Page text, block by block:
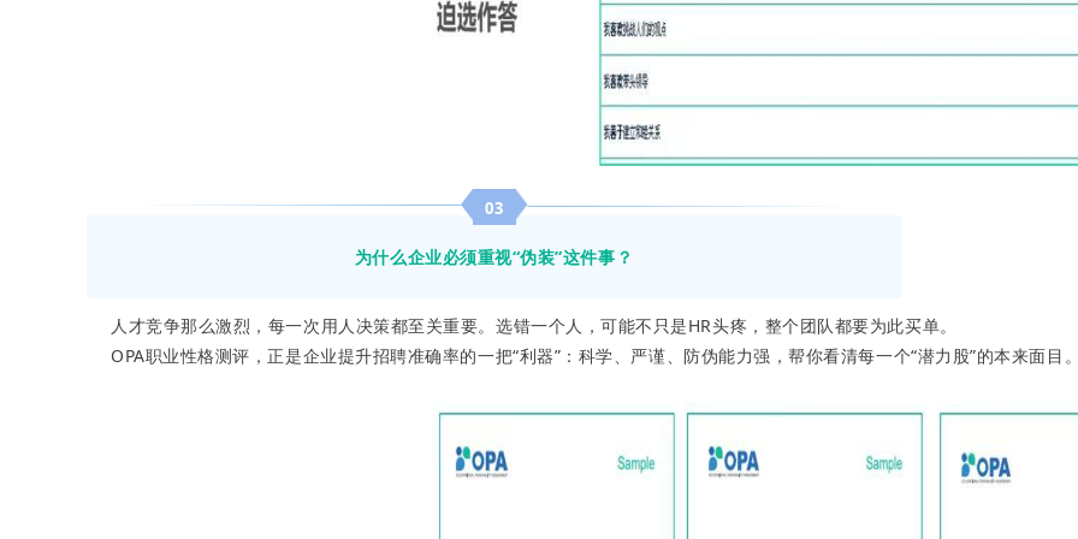
03
为什么企业必须重视“伪装”这件事？
人才竞争那么激烈，每一次用人决策都至关重要。选错一个人，可能不只是HR头疼，整个团队都要为此买单。
OPA职业性格测评，正是企业提升招聘准确率的一把“利器”： 科学、严谨、防伪能力强，帮你看清每一个“潜力股”的本来面目